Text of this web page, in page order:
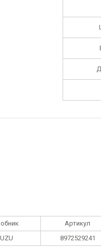
Артикул
8972529241